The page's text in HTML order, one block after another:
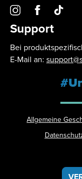
Support
Bei
E-Mail an:
Allgemeine